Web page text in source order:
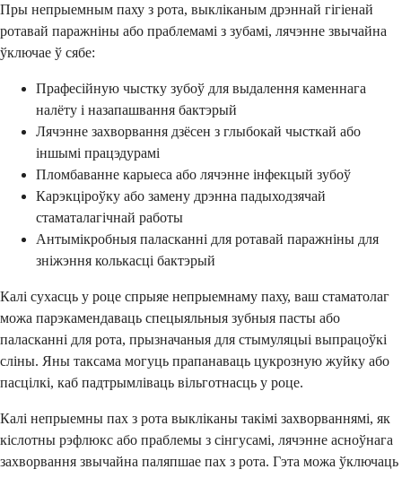
Пры непрыемным паху з рота, выкліканым дрэннай гігіенай
ротавай паражніны або праблемамі з зубамі, лячэнне звычайна
ўключае ў сябе:
Прафесійную чыстку зубоў для выдалення каменнага
налёту і назапашвання бактэрый
Лячэнне захворвання дзёсен з глыбокай чысткай або
іншымі працэдурамі
Пломбаванне карыеса або лячэнне інфекцый зубоў
Карэкціроўку або замену дрэнна падыходзячай
стаматалагічнай работы
Антымікробныя паласканні для ротавай паражніны для
зніжэння колькасці бактэрый
Калі сухасць у роце спрыяе непрыемнаму паху, ваш стаматолаг
можа парэкамендаваць спецыяльныя зубныя пасты або
паласканні для рота, прызначаныя для стымуляцыі выпрацоўкі
сліны. Яны таксама могуць прапанаваць цукрозную жуйку або
пасцілкі, каб падтрымліваць вільготнасць у роце.
Калі непрыемны пах з рота выкліканы такімі захворваннямі, як
кіслотны рэфлюкс або праблемы з сінгусамі, лячэнне асноўнага
захворвання звычайна паляпшае пах з рота. Гэта можа ўключаць